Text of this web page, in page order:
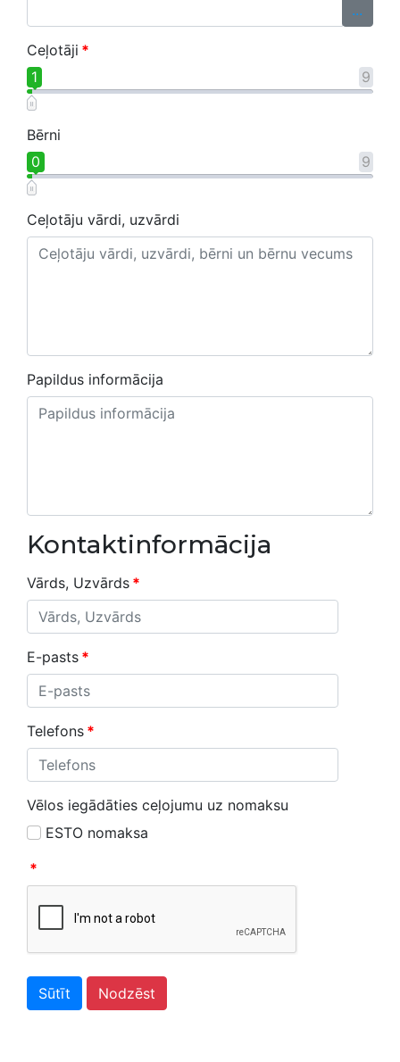
...
Ceļotāji *
9
1
Bērni
9
0
Ceļotāju vārdi, uzvārdi
Papildus informācija
Kontaktinformācija
Vārds, Uzvārds *
E-pasts *
Telefons *
Vēlos iegādāties ceļojumu uz nomaksu
ESTO nomaksa
*
Sūtīt Nodzēst